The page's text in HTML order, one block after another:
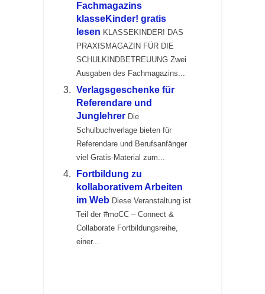
Fachmagazins
klasseKinder! gratis
lesen KLASSEKINDER! DAS
PRAXISMAGAZIN FÜR DIE
SCHULKINDBETREUUNG Zwei
Ausgaben des Fachmagazins...
Verlagsgeschenke für
Referendare und
Junglehrer Die
Schulbuchverlage bieten für
Referendare und Berufsanfänger
viel Gratis-Material zum...
Fortbildung zu
kollaborativem Arbeiten
im Web Diese Veranstaltung ist
Teil der #moCC – Connect &
Collaborate Fortbildungsreihe,
einer...